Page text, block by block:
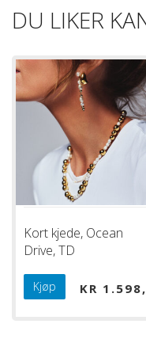
DU LIKER
Kort kjede, Ocean
Drive, TD
KR 1.598
Kjøp